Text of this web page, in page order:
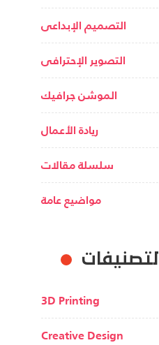
التصميم الإبداعى
التصوير الإحترافى
الموشن جرافيك
ريادة الأعمال
سلسلة مقالات
مواضيع عامة
التصنيفات
3D Printing
Creative Design